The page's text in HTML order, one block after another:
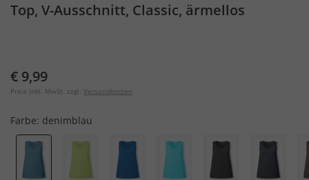
Top, V-Ausschnitt, Classic, ärmellos
€ 9,99
Preis inkl. MwSt. zzgl. Versandkosten
Farbe: denimblau